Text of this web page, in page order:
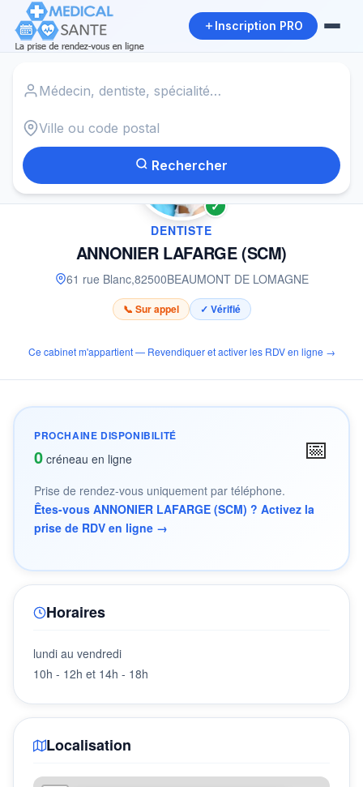
Inscription PRO
Rechercher
ANNONIER LAFARGE (SCM)
✓
DENTISTE
ANNONIER LAFARGE (SCM)
61 rue Blanc,82500BEAUMONT DE LOMAGNE
📞 Sur appel ✓ Vérifié
Ce cabinet m'appartient — Revendiquer et activer les RDV en ligne →
PROCHAINE DISPONIBILITÉ
0 créneau en ligne 📅
Prise de rendez-vous uniquement par téléphone.
Êtes-vous ANNONIER LAFARGE (SCM) ? Activez la
prise de RDV en ligne →
Horaires
lundi au vendredi
10h - 12h et 14h - 18h
Localisation